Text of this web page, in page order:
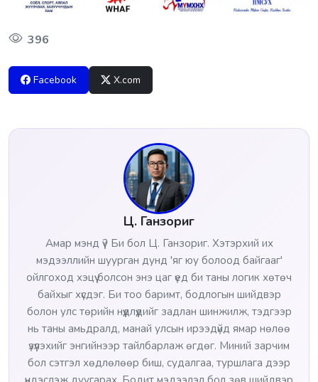
396
Facebook X.com
Ц. Ганзориг
Амар мэнд үү? Би бол Ц. Ганзориг. Хэтэрхий их
мэдээллийн шуурган дунд 'яг юу болоод байгааг'
ойлгоход хэцүү болсон энэ цаг үед би таны логик хөтөч
байхыг хүсдэг. Би тоо баримт, бодлогын шийдвэр
болон улс төрийн нүүдлүүдийг задлан шинжилж, тэдгээр
нь таны амьдралд, манай улсын ирээдүйд ямар нөлөө
үзүүлэхийг энгийнээр тайлбарлаж өгдөг. Миний зарчим
бол сэтгэл хөдлөлөөр биш, судалгаа, туршлага дээр